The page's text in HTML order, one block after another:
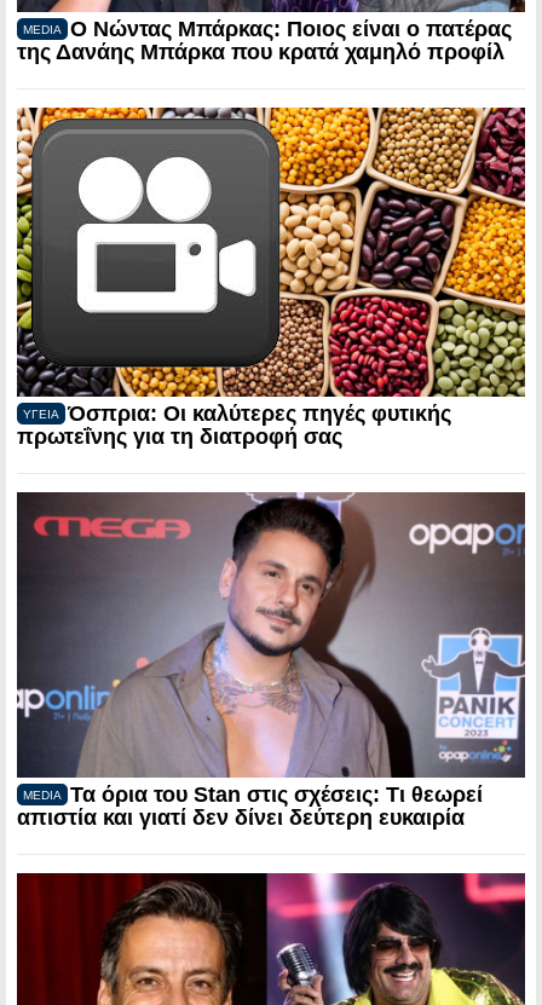
MEDIA
Ο Νώντας Μπάρκας: Ποιος είναι ο πατέρας
της Δανάης Μπάρκα που κρατά χαμηλό προφίλ
ΥΓΕΙΑ
Όσπρια: Οι καλύτερες πηγές φυτικής
πρωτεΐνης για τη διατροφή σας
MEDIA
Τα όρια του Stan στις σχέσεις: Τι θεωρεί
απιστία και γιατί δεν δίνει δεύτερη ευκαιρία